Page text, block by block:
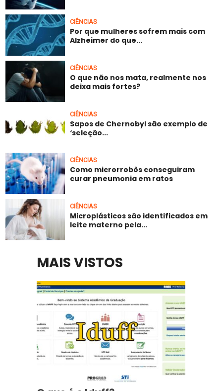
CIÊNCIAS
Por que mulheres sofrem mais com
Alzheimer do que...
CIÊNCIAS
O que não nos mata, realmente nos
deixa mais fortes?
CIÊNCIAS
Sapos de Chernobyl são exemplo de
‘seleção...
CIÊNCIAS
Como microrrobôs conseguiram
curar pneumonia em ratos
CIÊNCIAS
Microplásticos são identificados em
leite materno pela...
MAIS VISTOS